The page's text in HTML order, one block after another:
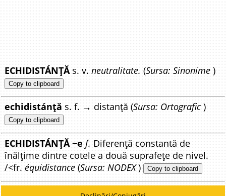
ECHIDISTÁNȚĂs. v.neutralitate. (Sursa: Sinonime )
Copy to clipboard
echidistánță s. f. → distanță (Sursa: Ortografic )
Copy to clipboard
ECHIDISTÁNȚĂ ~e f. Diferență constantă de
înălțime dintre cotele a două suprafețe de nivel.
/<fr.équidistance (Sursa: NODEX) Copy to clipboard